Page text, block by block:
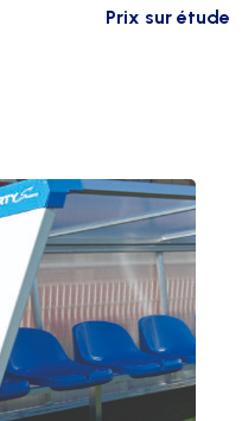
Prix sur étude